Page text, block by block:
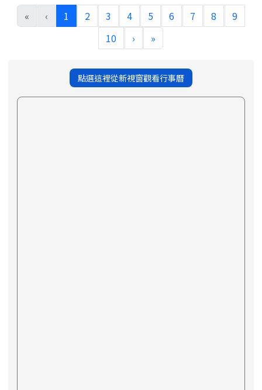
« ‹ 1 (current)
2 3 4 5 6 7 8
9
10
› »
點選這裡從新視窗觀看行事曆